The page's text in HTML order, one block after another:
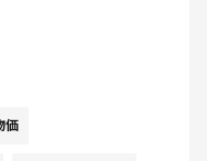
のまま物価が爆上が
価